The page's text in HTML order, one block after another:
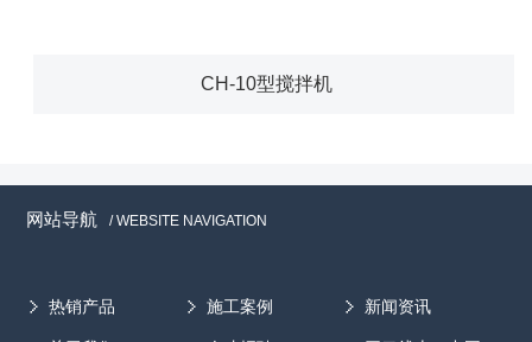
CH-10型搅拌机
网站导航 / WEBSITE NAVIGATION
热销产品 施工案例 新闻资讯